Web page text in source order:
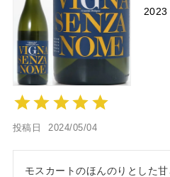
2023
投稿日 2024/05/04
モスカートのほんのりとした